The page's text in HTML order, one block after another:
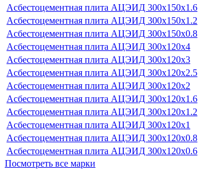
Асбестоцементная плита АЦЭИД 300x150x1.6
Асбестоцементная плита АЦЭИД 300x150x1.2
Асбестоцементная плита АЦЭИД 300x150x0.8
Асбестоцементная плита АЦЭИД 300x120x4
Асбестоцементная плита АЦЭИД 300x120x3
Асбестоцементная плита АЦЭИД 300x120x2.5
Асбестоцементная плита АЦЭИД 300x120x2
Асбестоцементная плита АЦЭИД 300x120x1.6
Асбестоцементная плита АЦЭИД 300x120x1.2
Асбестоцементная плита АЦЭИД 300x120x1
Асбестоцементная плита АЦЭИД 300x120x0.8
Асбестоцементная плита АЦЭИД 300x120x0.6
Посмотреть все марки